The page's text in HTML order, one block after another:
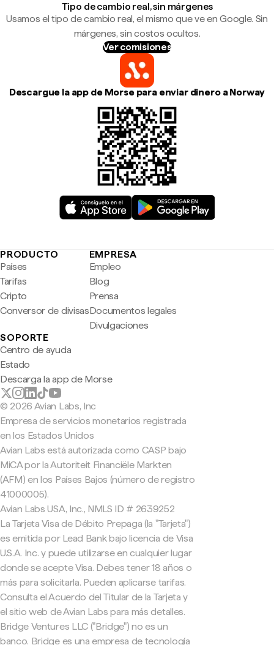
Tipo de cambio real, sin márgenes
Usamos el tipo de cambio real, el mismo que ve en Google. Sin
márgenes, sin costos ocultos.
Ver comisiones
Descargue la app de Morse para enviar dinero a Norway
PRODUCTO
Países
Tarifas
Cripto
Conversor de divisas
EMPRESA
Empleo
Blog
Prensa
Documentos legales
Divulgaciones
SOPORTE
Centro de ayuda
Estado
Descarga la app de Morse
© 2026 Avian Labs, Inc
Empresa de servicios monetarios registrada
en los Estados Unidos
Avian Labs está autorizada como CASP bajo
MiCA por la Autoriteit Financiële Markten
(AFM) en los Países Bajos (número de registro
41000005).
Avian Labs USA, Inc., NMLS ID # 2639252
La Tarjeta Visa de Débito Prepaga (la "Tarjeta")
es emitida por Lead Bank bajo licencia de Visa
U.S.A. Inc. y puede utilizarse en cualquier lugar
donde se acepte Visa. Debes tener 18 años o
más para solicitarla. Pueden aplicarse tarifas.
Consulta el Acuerdo del Titular de la Tarjeta y
el sitio web de Avian Labs para más detalles.
Bridge Ventures LLC ("Bridge") no es un
banco. Bridge es una empresa de tecnología